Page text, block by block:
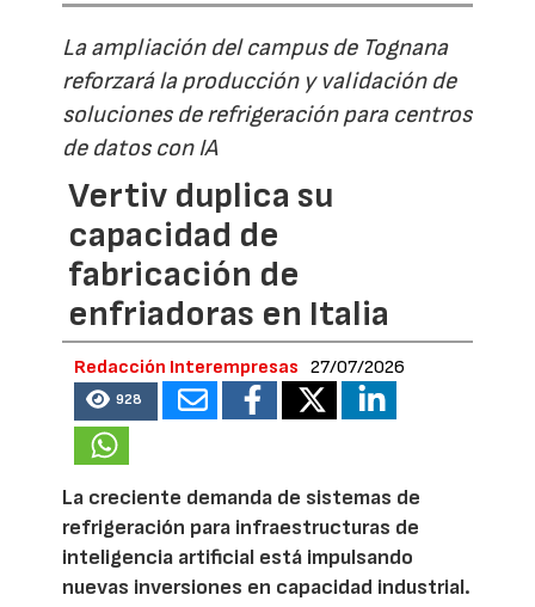
La ampliación del campus de Tognana
reforzará la producción y validación de
soluciones de refrigeración para centros
de datos con IA
Vertiv duplica su
capacidad de
fabricación de
enfriadoras en Italia
Redacción Interempresas 27/07/2026
928
La creciente demanda de sistemas de
refrigeración para infraestructuras de
inteligencia artificial está impulsando
nuevas inversiones en capacidad industrial.